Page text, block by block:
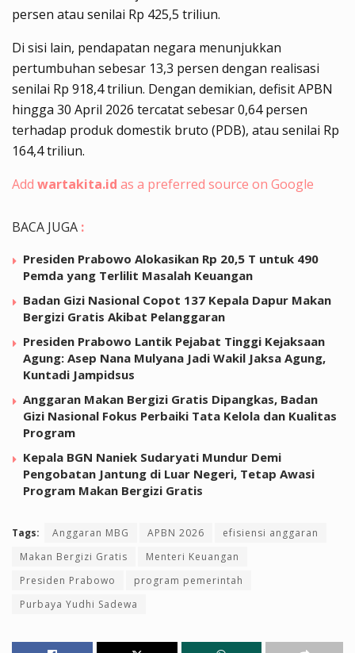
persen atau senilai Rp 425,5 triliun.
Di sisi lain, pendapatan negara menunjukkan
pertumbuhan sebesar 13,3 persen dengan realisasi
senilai Rp 918,4 triliun. Dengan demikian, defisit APBN
hingga 30 April 2026 tercatat sebesar 0,64 persen
terhadap produk domestik bruto (PDB), atau senilai Rp
164,4 triliun.
Add wartakita.id as a preferred source on Google
BACA JUGA :
Presiden Prabowo Alokasikan Rp 20,5 T untuk 490
Pemda yang Terlilit Masalah Keuangan
Badan Gizi Nasional Copot 137 Kepala Dapur Makan
Bergizi Gratis Akibat Pelanggaran
Presiden Prabowo Lantik Pejabat Tinggi Kejaksaan
Agung: Asep Nana Mulyana Jadi Wakil Jaksa Agung,
Kuntadi Jampidsus
Anggaran Makan Bergizi Gratis Dipangkas, Badan
Gizi Nasional Fokus Perbaiki Tata Kelola dan Kualitas
Program
Kepala BGN Naniek Sudaryati Mundur Demi
Pengobatan Jantung di Luar Negeri, Tetap Awasi
Program Makan Bergizi Gratis
Tags: Anggaran MBG APBN 2026
efisiensi anggaran
Makan Bergizi Gratis
Menteri Keuangan
Presiden Prabowo
program pemerintah
Purbaya Yudhi Sadewa